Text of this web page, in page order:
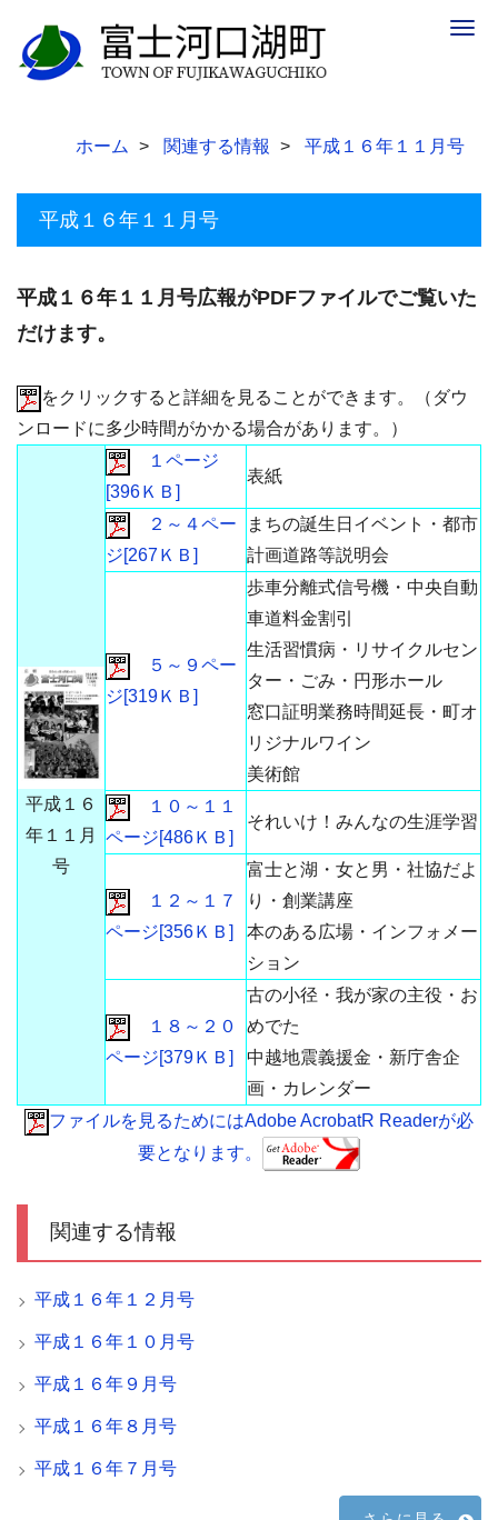
ホーム 関連する情報 平成１６年１１月号
平成１６年１１月号
平成１６年１１月号広報がPDFファイルでご覧いた
だけます。
をクリックすると詳細を見ることができます。（ダウ
ンロードに多少時間がかかる場合があります。）
平成１６
年１１月
号
１ページ
[396ＫＢ]
表紙
２～４ペー
ジ[267ＫＢ]
まちの誕生日イベント・都市
計画道路等説明会
５～９ペー
ジ[319ＫＢ]
歩車分離式信号機・中央自動
車道料金割引
生活習慣病・リサイクルセン
ター・ごみ・円形ホール
窓口証明業務時間延長・町オ
リジナルワイン
美術館
１０～１１
ページ[486ＫＢ]
それいけ！みんなの生涯学習
１２～１７
ページ[356ＫＢ]
富士と湖・女と男・社協だよ
り・創業講座
本のある広場・インフォメー
ション
１８～２０
ページ[379ＫＢ]
古の小径・我が家の主役・お
めでた
中越地震義援金・新庁舎企
画・カレンダー
ファイルを見るためにはAdobe AcrobatR Readerが必
要となります。
関連する情報
平成１６年１２月号
平成１６年１０月号
平成１６年９月号
平成１６年８月号
平成１６年７月号